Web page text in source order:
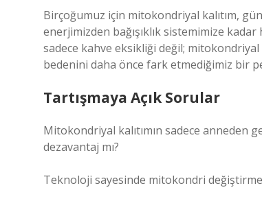
Birçoğumuz için mitokondriyal kalıtım,
enerjimizden bağışıklık sistemimize
sadece kahve eksikliği değil;
bedenini daha önce fark etmediğimiz bir
Tartışmaya Açık Sorular
Mitokondriyal kalıtımın sadece anneden
dezavantaj mı?
Teknoloji sayesinde mitokondri